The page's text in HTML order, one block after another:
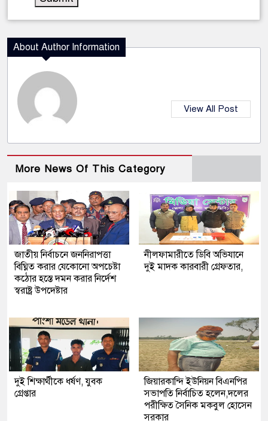
About Author Information
View All Post
More News Of This Category
জাতীয় নির্বাচনে জননিরাপত্তা
বিঘ্নিত করার যেকোনো অপচেষ্টা
কঠোর হস্তে দমন করার নির্দেশ
স্বরাষ্ট্র উপদেষ্টার
নীলফামারীতে ডিবি অভিযানে
দুই মাদক কারবারী গ্রেফতার,
দুই শিক্ষার্থীকে ধর্ষণ, যুবক
গ্রেপ্তার
জিয়ারকান্দি ইউনিয়ন বিএনপির
সভাপতি নির্বাচিত হলেন,দলের
পরীক্ষিত সৈনিক মকবুল হোসেন
সরকার